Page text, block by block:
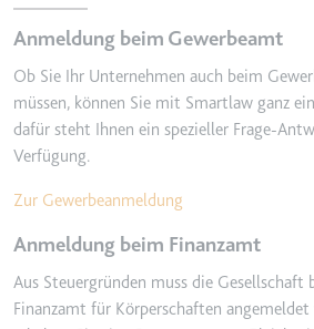
Anmeldung beim Gewerbeamt
Ob Sie Ihr Unternehmen auch beim
müssen, können Sie mit Smartlaw ganz
dafür steht Ihnen ein spezieller Frage-
Verfügung.
Zur Gewerbeanmeldung
Anmeldung beim Finanzamt
Aus Steuergründen muss die Gesellschaft
Finanzamt für Körperschaften angemeldet